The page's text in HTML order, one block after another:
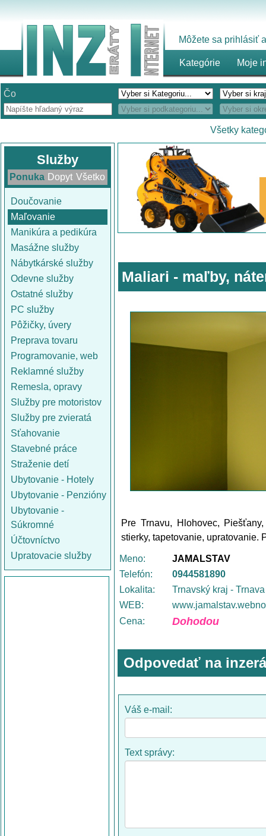
Môžete sa prihlásiť
Kategórie Moje
Čo
Všetky
Služby
Ponuka Dopyt Všetko
Doučovanie
Maľovanie
Manikúra a pedikúra
Masážne služby
Nábytkárské služby
Odevne služby
Ostatné služby
PC služby
Pôžičky, úvery
Preprava tovaru
Programovanie, web
Reklamné služby
Remesla, opravy
Služby pre motoristov
Služby pre zvieratá
Sťahovanie
Stavebné práce
Straženie detí
Ubytovanie - Hotely
Ubytovanie - Penzióny
Ubytovanie -
Súkromné
Účtovníctvo
Upratovacie služby
Maliari - maľby,
Pre Trnavu, Hlohovec,
stierky, tapetovanie, upratovanie.
Meno:
JAMALSTAV
Telefón:
0944581890
Lokalita:
Trnavský kraj - Trnava
WEB:
Cena:
Dohodou
Odpovedať na
Váš e-mail:
Text správy: